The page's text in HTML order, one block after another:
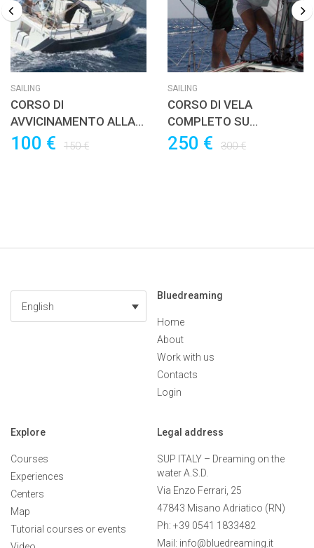
SAILING
CORSO DI
AVVICINAMENTO ALLA
VELA D’ALTURA – 6 ORE
100 € 150 €
SAILING
CORSO DI VELA
COMPLETO SU
CABINATO D’ALTURA
250 € 300 €
English
Bluedreaming
Home
About
Work with us
Contacts
Login
Explore
Courses
Experiences
Centers
Map
Tutorial courses or events
Legal address
SUP ITALY – Dreaming on the
water A.S.D.
Via Enzo Ferrari, 25
47843 Misano Adriatico (RN)
Ph: +39 0541 1833482
Mail: info@bluedreaming.it